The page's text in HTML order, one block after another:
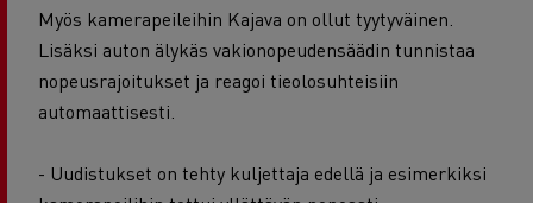
Myös kamerapeileihin Kajava on ollut tyytyväinen.
Lisäksi auton älykäs vakionopeudensäädin tunnistaa
nopeusrajoitukset ja reagoi tieolosuhteisiin
automaattisesti.
- Uudistukset on tehty kuljettaja edellä ja esimerkiksi